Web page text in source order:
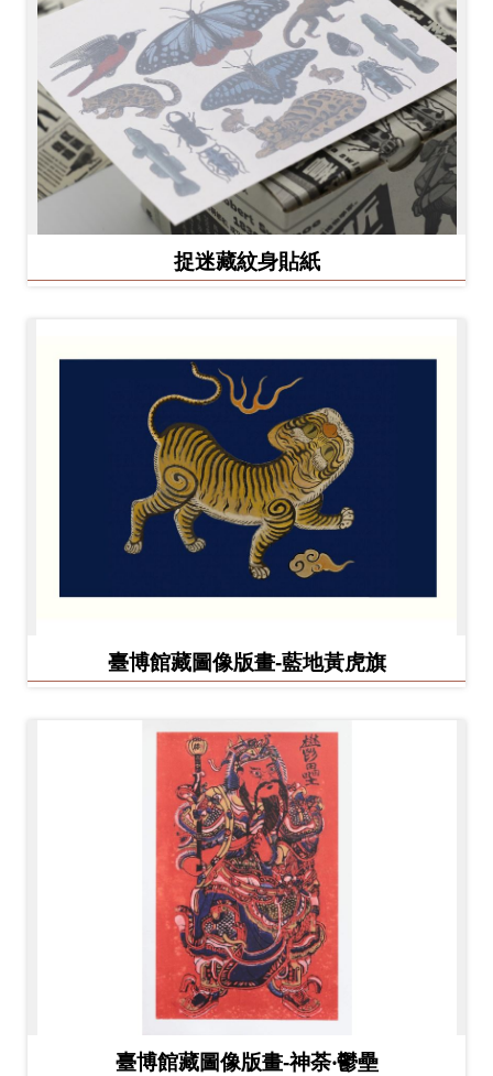
捉迷藏紋身貼紙
臺博館藏圖像版畫-藍地黃虎旗
臺博館藏圖像版畫-神荼‧鬱壘